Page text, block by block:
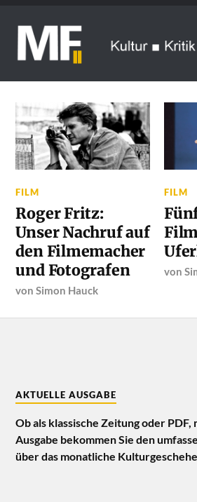
FILM
Roger Fritz:
Unser Nachruf auf
den Filmemacher
und Fotografen
vonSimon Hauck
FILM
von
AKTUELLE AUSGABE
Ob als klassische Zeitung oder
Ausgabe bekommen Sie den
über das monatliche